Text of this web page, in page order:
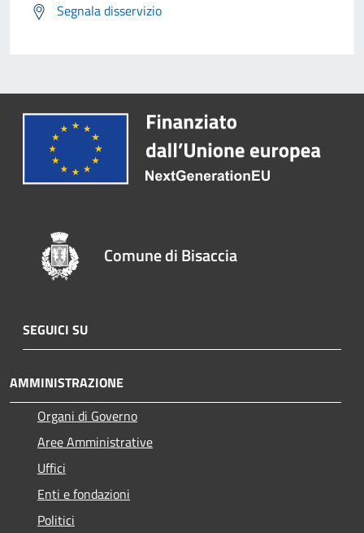
Segnala disservizio
Comune di Bisaccia
SEGUICI SU
AMMINISTRAZIONE
Organi di Governo
Aree Amministrative
Uffici
Enti e fondazioni
Politici